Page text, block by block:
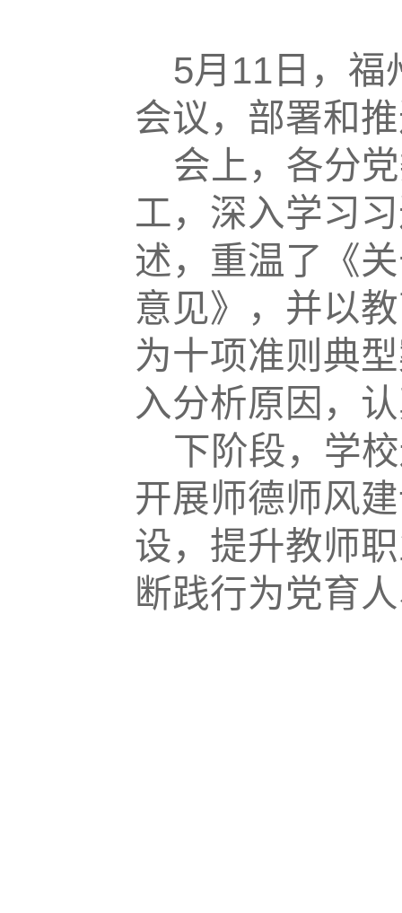
5月11日，福
会议，部署和
会上，各分
工，深入学习
述，重温了《
意见》，并以
为十项准则典
入分析原因，
下阶段，学
开展师德师风
设，提升教师
断践行为党育